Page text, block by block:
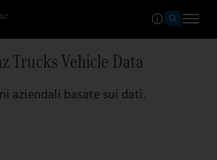
Trucks Vehicle Data
aziendali basate sui dati.